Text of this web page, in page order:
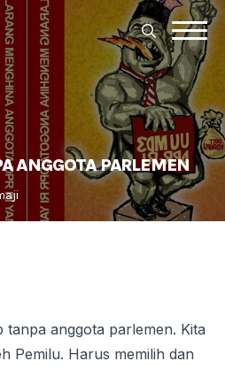
Search
for:
for:
ANGGOTA PARLEMEN
tanpa anggota parlemen. Kita
Pemilu. Harus memilih dan